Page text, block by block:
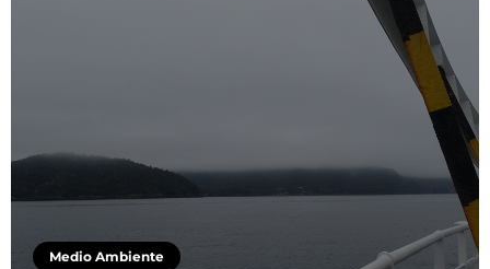
Medio Ambiente